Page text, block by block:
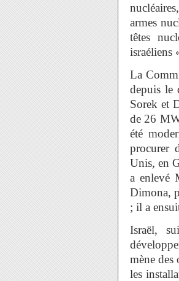
armes
têtes
israéliens
La
depuis le
Sorek et
de 26
été
procurer
Unis, en
a enlevé
Dimona,
; il a
Israël,
mène des
les